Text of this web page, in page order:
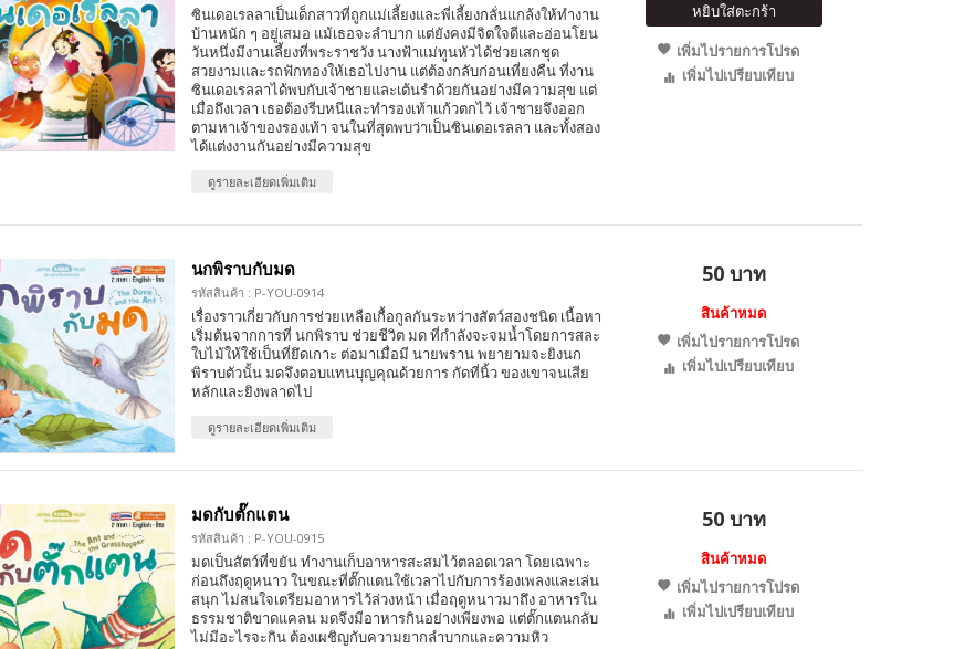
ซินเดอเรลลาเป็นเด็กสาวที่ถูกแม่เลี้ยงและพี่เลี้ยงกลั่นแกล้งให้ทำงาน
บ้านหนัก ๆ อยู่เสมอ แม้เธอจะลำบาก แต่ยังคงมีจิตใจดีและอ่อนโยน
วันหนึ่งมีงานเลี้ยงที่พระราชวัง นางฟ้าแม่ทูนหัวได้ช่วยเสกชุด
สวยงามและรถฟักทองให้เธอไปงาน แต่ต้องกลับก่อนเที่ยงคืน ที่งาน
ซินเดอเรลลาได้พบกับเจ้าชายและเต้นรำด้วยกันอย่างมีความสุข แต่
เมื่อถึงเวลา เธอต้องรีบหนีและทำรองเท้าแก้วตกไว้ เจ้าชายจึงออก
ตามหาเจ้าของรองเท้า จนในที่สุดพบว่าเป็นซินเดอเรลลา และทั้งสอง
ได้แต่งงานกันอย่างมีความสุข
ดูรายละเอียดเพิ่มเติม
หยิบใส่ตะกร้า
เพิ่มไปรายการโปรด
เพิ่มไปเปรียบเทียบ
นกพิราบกับมด
รหัสสินค้า : P-YOU-0914
เรื่องราวเกี่ยวกับการช่วยเหลือเกื้อกูลกันระหว่างสัตว์สองชนิด เนื้อหา
เริ่มต้นจากการที่ นกพิราบ ช่วยชีวิต มด ที่กำลังจะจมน้ำโดยการสละ
ใบไม้ให้ใช้เป็นที่ยึดเกาะ ต่อมาเมื่อมี นายพราน พยายามจะยิงนก
พิราบตัวนั้น มดจึงตอบแทนบุญคุณด้วยการ กัดที่นิ้ว ของเขาจนเสีย
หลักและยิงพลาดไป
ดูรายละเอียดเพิ่มเติม
50 บาท
สินค้าหมด
เพิ่มไปรายการโปรด
เพิ่มไปเปรียบเทียบ
มดกับตั๊กแตน
รหัสสินค้า : P-YOU-0915
มดเป็นสัตว์ที่ขยัน ทำงานเก็บอาหารสะสมไว้ตลอดเวลา โดยเฉพาะ
ก่อนถึงฤดูหนาว ในขณะที่ตั๊กแตนใช้เวลาไปกับการร้องเพลงและเล่น
สนุก ไม่สนใจเตรียมอาหารไว้ล่วงหน้า เมื่อฤดูหนาวมาถึง อาหารใน
ธรรมชาติขาดแคลน มดจึงมีอาหารกินอย่างเพียงพอ แต่ตั๊กแตนกลับ
ไม่มีอะไรจะกิน ต้องเผชิญกับความยากลำบากและความหิว
50 บาท
สินค้าหมด
เพิ่มไปรายการโปรด
เพิ่มไปเปรียบเทียบ